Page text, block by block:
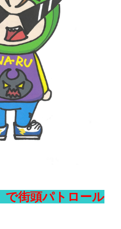
で街頭パトロール